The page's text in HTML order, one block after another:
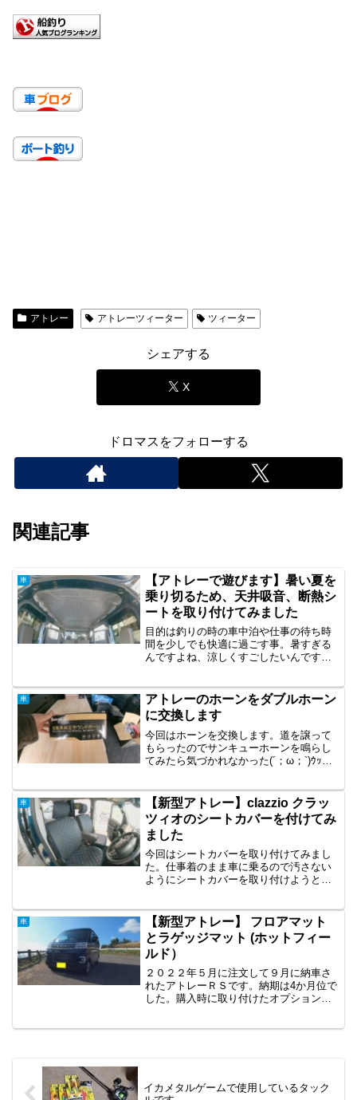
アトレー アトレーツィーター ツィーター
シェアする
X
ドロマスをフォローする
関連記事
車
【アトレーで遊びます】暑い夏を
乗り切るため、天井吸音、断熱シ
ートを取り付けてみました
目的は釣りの時の車中泊や仕事の待ち時
間を少しでも快適に過ごす事。暑すぎる
んですよね、涼しくすごしたいんです。
られるのならと思い取り付けることにし
ました。動画の撮影をしながら一人で施
工したので3時間位時間がかかりました
が、撮影無し、二人で作業できるならも
っと早く終わると思います。できれば二
人で作業するのをおすすめします。一人
きくなります。気を付けて作業しないと
いけません。私はこの商品を2重に重ねて
貼り付けましたQuiet-Mo 断熱シート 車
断熱材 断...
車
アトレーのホーンをダブルホーン
に交換します
今回はホーンを交換します。道を譲って
もらったのでサンキューホーンを鳴らし
てみたら気づかれなかった(´；ω；`)ｳｯ…
アトレー（S700V）のホーン交換は、バ
ンパーを外す必要があります。手順さえ
分かればDIYでも十分に可能です。「バン
パーの外し方がわからない」という方に
向けて、動画とブログで解説していきま
す。今回の作業動画作業の雰囲気を掴む
ために、まずは動画をチェックしてみて
ください！ホーン交換に必要な部材交換
テー（ホームセンターで購入）ホーン交
換に必要な工具類10ｍｍ・12ｍｍソケッ
トレ...
車
【新型アトレー】clazzio クラッ
ツィオのシートカバーを付けてみ
ました
今回はシートカバーを取り付けてみまし
た。仕事着のまま車に乗るので汚さない
ようにシートカバーを取り付けようと思
に取り付けるのであまり高級な物も逆に
ダサイんじゃないかと思いまして。やは
りシートカバーと言えばクラッツィオし
か思いつきませんでした。汎用品だと
色々なメーカーがありますが、やはり使
用しているとズレてしまったりするよう
な気がして車種専用設計の物を選択しま
した。クラッツィオのキルティングライ
ッチです。私のアトレーはリアシートは
車
【新型アトレー】 フロアマット
とラゲッジマット (ホットフィー
ルド）
２０２２年５月に注文して９月に納車さ
れたアトレーＲＳです。納期は4か月位で
した。購入時に取り付けたオプション
きないですが、社外品だと形状や、色な
イカメタルゲームで使用しているタック